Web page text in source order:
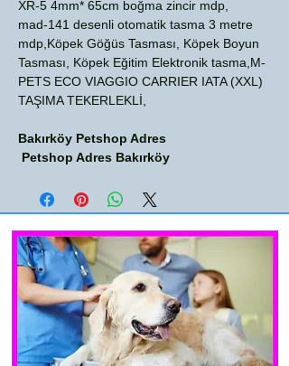
XR-5 4mm* 65cm boğma zincir mdp,
mad-141 desenli otomatik tasma 3 metre
mdp,Köpek Göğüs Tasması, Köpek Boyun
Tasması, Köpek Eğitim Elektronik tasma,M-
PETS ECO VIAGGIO CARRIER IATA (XXL)
TAŞIMA TEKERLEKLİ,
Bakırköy Petshop Adres
Petshop Adres Bakırköy